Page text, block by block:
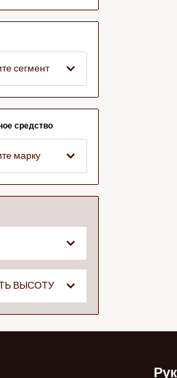
сегмент
средство
марку
ВЫСОТУ